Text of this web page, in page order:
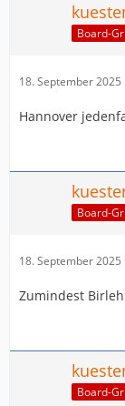
Board-
18. September 2025
Hannover
Board-
18. September 2025
Zumindest
Board-